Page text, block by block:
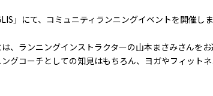
」にて、コミュニティランニングイベントを開催しま
、ランニングインストラクターの山本まさみさんをお
グコーチとしての知見はもちろん、ヨガやフィット